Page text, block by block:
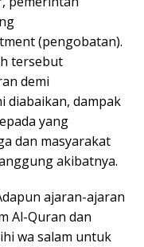
(pengobatan).
tersebut
demi
diabaikan, dampak
yang
dan masyarakat
akibatnya.
ajaran-ajaran
Al-Quran dan
wa salam untuk